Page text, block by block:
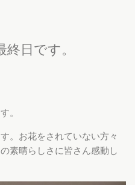
日です。
。
。お花をされていない方々
素晴らしさに皆さん感動し